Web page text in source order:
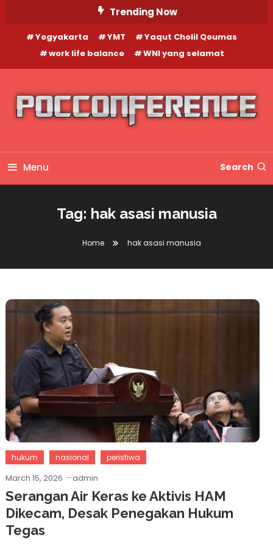
Content
Trending Now
Yogyakarta YMT
Yaqut Cholil Qoumas
work life balance
WNI yang selamat
Menu Search
Tag: hak asasi manusia
Home hak asasi manusia
hukum nasional peristiwa
March 15, 2026 admin
Serangan Air Keras ke Aktivis HAM
Dikecam, Desak Penegakan Hukum
Tegas